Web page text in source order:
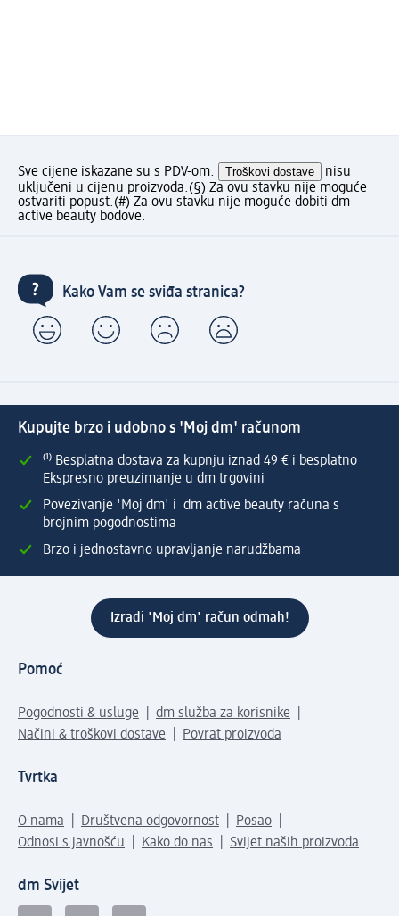
Sve cijene iskazane su s PDV-om. Troškovi dostave
nisu
uključeni u cijenu proizvoda.(§) Za ovu stavku nije moguće
ostvariti popust.(#) Za ovu stavku nije moguće dobiti dm
active beauty bodove.
Kako Vam se sviđa stranica?
Kupujte brzo i udobno s 'Moj dm' računom
⁽¹⁾ Besplatna dostava za kupnju iznad 49 € i besplatno
Ekspresno preuzimanje u dm trgovini
Povezivanje 'Moj dm' i dm active beauty računa s
brojnim pogodnostima
Brzo i jednostavno upravljanje narudžbama
Izradi 'Moj dm' račun odmah!
Pomoć
Pogodnosti & usluge
dm služba za korisnike
Načini & troškovi dostave
Povrat proizvoda
Tvrtka
O nama Društvena odgovornost
Posao
Odnosi s javnošću
Kako do nas Svijet naših proizvoda
dm Svijet